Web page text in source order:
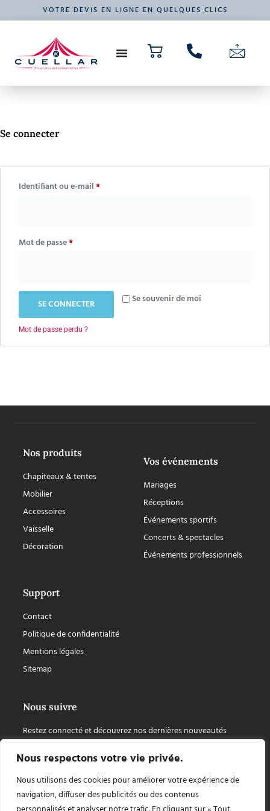
Nous respectons votre vie privée.
Nous utilisons des cookies pour améliorer votre expérience de
navigation, diffuser des publicités ou des contenus
VOTRE DEVIS EN LIGNE EN QUELQUES CLICS
Se connecter
Identifiant ou e-mail*
Mot de passe*
Se souvenir de moi
SE CONNECTER
Mot de passe perdu ?
Nos produits
Chapiteaux & tentes
Mobilier
Accessoires
Vaisselle
Décoration
Vos événements
Mariages
Réceptions
Événements sportifs
Concerts & spectacles
Événements professionnels
Support
Contact
Politique de confidentialité
Mentions légales
Sitemap
Nous suivre
Restez connecté et découvrez nos dernières nouveautés